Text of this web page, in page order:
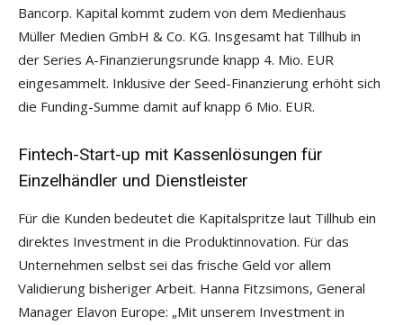
Bancorp. Kapital kommt zudem von dem Medienhaus
Müller Medien GmbH & Co. KG. Insgesamt hat Tillhub in
der Series A-Finanzierungsrunde knapp 4. Mio. EUR
eingesammelt. Inklusive der Seed-Finanzierung erhöht sich
die Funding-Summe damit auf knapp 6 Mio. EUR.
Fintech-Start-up mit Kassenlösungen für
Einzelhändler und Dienstleister
Für die Kunden bedeutet die Kapitalspritze laut Tillhub ein
direktes Investment in die Produktinnovation. Für das
Unternehmen selbst sei das frische Geld vor allem
Validierung bisheriger Arbeit. Hanna Fitzsimons, General
Manager Elavon Europe: „Mit unserem Investment in